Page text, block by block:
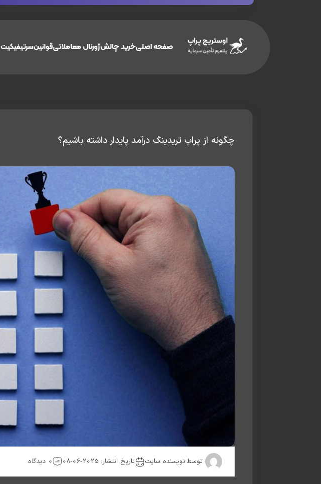
صفحه اصلیخرید چالشژورنال معاملاتیقوانینسرتیفیکیت
چگونه از پراپ تریدینگ درآمد پایدار داشته باشیم؟
توسط:نویسنده سایت تاریخ انتشار: 2025-06-08 0 دیدگاه